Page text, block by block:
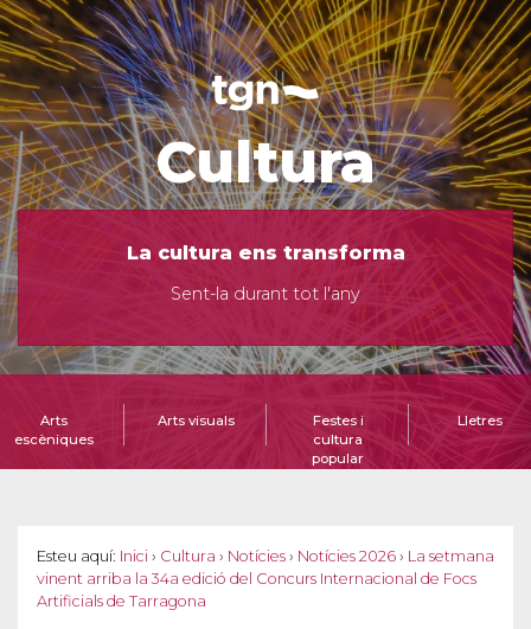
Cultura
La cultura ens transforma
Sent-la durant tot l'any
Arts
escèniques
Arts visuals
Festes i
cultura
popular
Lletres
Esteu aquí: Inici › Cultura › Notícies › Notícies 2026 › La setmana
vinent arriba la 34a edició del Concurs Internacional de Focs
Artificials de Tarragona